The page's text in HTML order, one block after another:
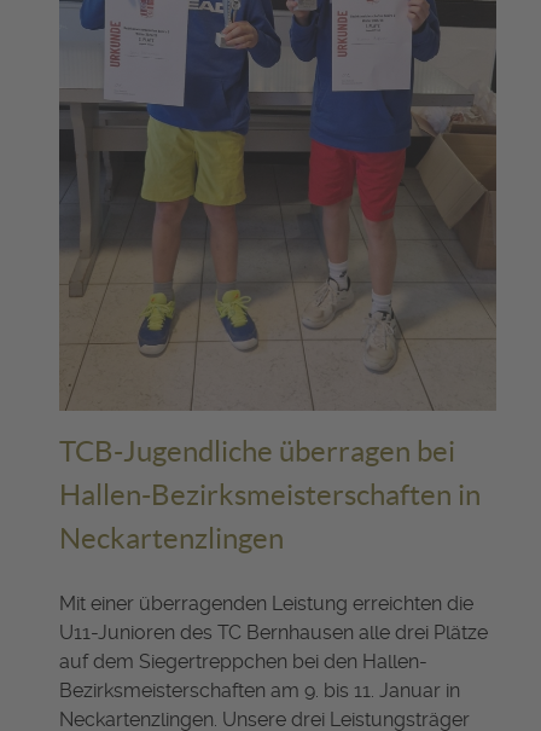
TCB-Jugendliche überragen bei
Hallen-Bezirksmeisterschaften in
Neckartenzlingen
Mit einer überragenden Leistung erreichten die
U11-Junioren des TC Bernhausen alle drei Plätze
auf dem Siegertreppchen bei den Hallen-
Bezirksmeisterschaften am 9. bis 11. Januar in
Neckartenzlingen. Unsere drei Leistungsträger